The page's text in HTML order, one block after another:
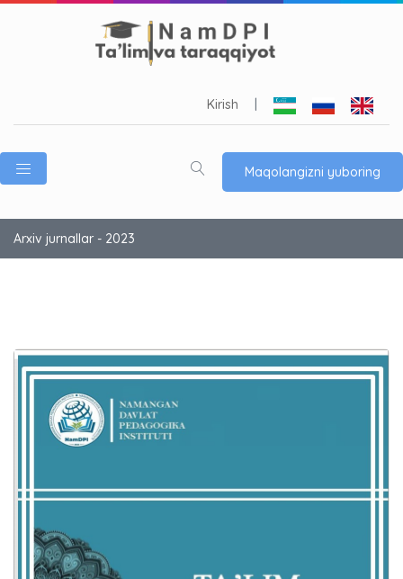
Kirish
Maqolangizni yuboring
Arxiv jurnallar - 2023